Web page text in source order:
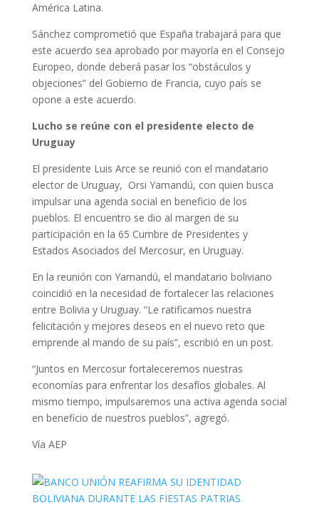
América Latina.
Sánchez comprometió que España trabajará para que
este acuerdo sea aprobado por mayoría en el Consejo
Europeo, donde deberá pasar los “obstáculos y
objeciones” del Gobierno de Francia, cuyo país se
opone a este acuerdo.
Lucho se reúne con el presidente electo de
Uruguay
El presidente Luis Arce se reunió con el mandatario
elector de Uruguay, Orsi Yamandú, con quien busca
impulsar una agenda social en beneficio de los
pueblos. El encuentro se dio al margen de su
participación en la 65 Cumbre de Presidentes y
Estados Asociados del Mercosur, en Uruguay.
En la reunión con Yamandú, el mandatario boliviano
coincidió en la necesidad de fortalecer las relaciones
entre Bolivia y Uruguay. “Le ratificamos nuestra
felicitación y mejores deseos en el nuevo reto que
emprende al mando de su país”, escribió en un post.
“Juntos en Mercosur fortaleceremos nuestras
economías para enfrentar los desafíos globales. Al
mismo tiempo, impulsaremos una activa agenda social
en beneficio de nuestros pueblos”, agregó.
Vía AEP